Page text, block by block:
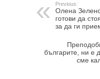
Previous:
Олена
готови да
за да ги
българите, ни е
сме